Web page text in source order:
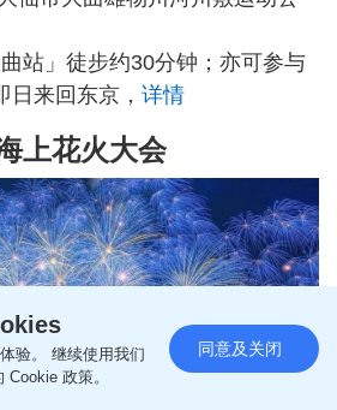
站」徒步约30分钟；亦可参与
日来回东京， 详情
上花火大会
验。 继续使用我们
政策。
同意及关闭